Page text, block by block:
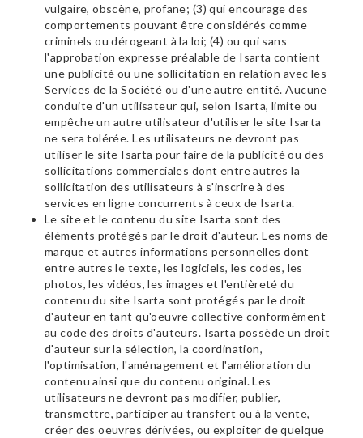
vulgaire, obscène, profane; (3) qui encourage des
comportements pouvant être considérés comme
criminels ou dérogeant à la loi; (4) ou qui sans
l'approbation expresse préalable de Isarta contient
une publicité ou une sollicitation en relation avec les
Services de la Société ou d'une autre entité. Aucune
conduite d'un utilisateur qui, selon Isarta, limite ou
empêche un autre utilisateur d'utiliser le site Isarta
ne sera tolérée. Les utilisateurs ne devront pas
utiliser le site Isarta pour faire de la publicité ou des
sollicitations commerciales dont entre autres la
sollicitation des utilisateurs à s'inscrire à des
services en ligne concurrents à ceux de Isarta.
Le site et le contenu du site Isarta sont des
éléments protégés par le droit d'auteur. Les noms de
marque et autres informations personnelles dont
entre autres le texte, les logiciels, les codes, les
photos, les vidéos, les images et l'entièreté du
contenu du site Isarta sont protégés par le droit
d'auteur en tant qu'oeuvre collective conformément
au code des droits d'auteurs. Isarta possède un droit
d'auteur sur la sélection, la coordination,
l'optimisation, l'aménagement et l'amélioration du
contenu ainsi que du contenu original. Les
utilisateurs ne devront pas modifier, publier,
transmettre, participer au transfert ou à la vente,
créer des oeuvres dérivées, ou exploiter de quelque